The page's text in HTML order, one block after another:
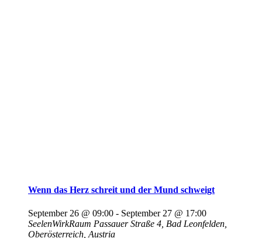
Wenn das Herz schreit und der Mund schweigt
September 26 @ 09:00 - September 27 @ 17:00
SeelenWirkRaum Passauer Straße 4, Bad Leonfelden,
Oberösterreich, Austria